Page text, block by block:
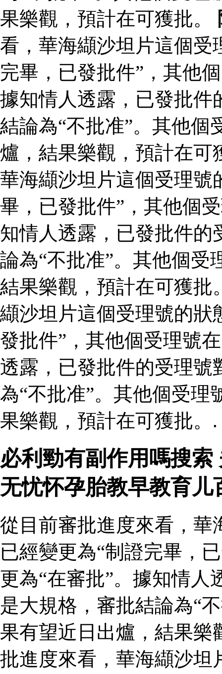
果樂觀，預計在可獲批。
看，華海纈沙坦片這個受
完畢，已發批件”，其他
據知情人透露，已發批件
結論為“不批准”。其他個
爐，結果樂觀，預計在可
華海纈沙坦片這個受理號
畢，已發批件”，其他個
知情人透露，已發批件的
論為“不批准”。其他個受
結果樂觀，預計在可獲批
纈沙坦片這個受理號的狀
發批件”，其他個受理號
透露，已發批件的受理號
為“不批准”。其他個受理
果樂觀，預計在可獲批。.
必利勁有副作用嗎搜
无忧怀孕胎教早教育儿
從目前審批進度來看，華
已經變更為“制證完畢，
更為“在審批”。據知情
是大規格，審批結論為“
果有望近日出爐，結果樂
批進度來看，華海纈沙坦